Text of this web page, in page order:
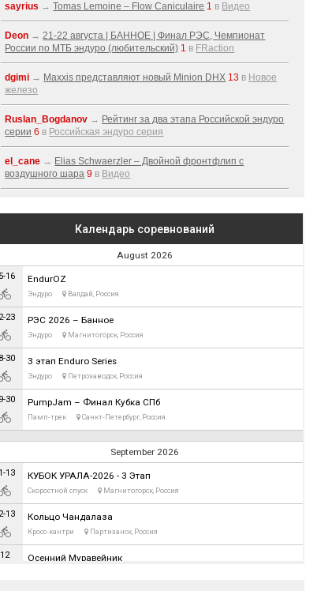
sayrius →Tomas Lemoine – Flow Caniculaire 1 в Видео
Deon →21-22 августа | БАННОЕ | Финал РЭС, Чемпионат
России по МТБ эндуро (любительский) 1 в FRaction
dgimi → Maxxis представляют новый Minion DHX 13 в Новое
железо
Ruslan_Bogdanov → Рейтинг за два этапа Российской эндуро
серии 6 в Российская эндуро серия
el_cane → Elias Schwaerzler – Двойной фронтфлип с
воздушного шара 9 в Видео